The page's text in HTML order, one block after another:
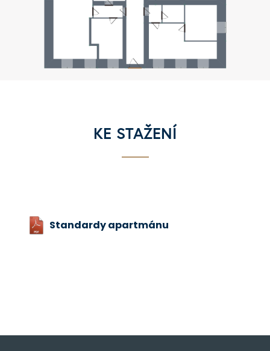
KE STAŽENÍ
Standardy apartmánu